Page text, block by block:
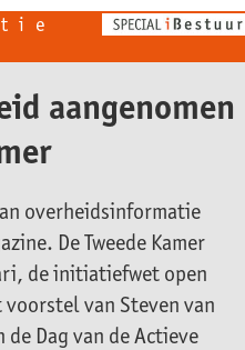
aangenomen
overheidsinformatie
De Tweede Kamer
de initiatiefwet open
van Steven van
Dag van de Actieve